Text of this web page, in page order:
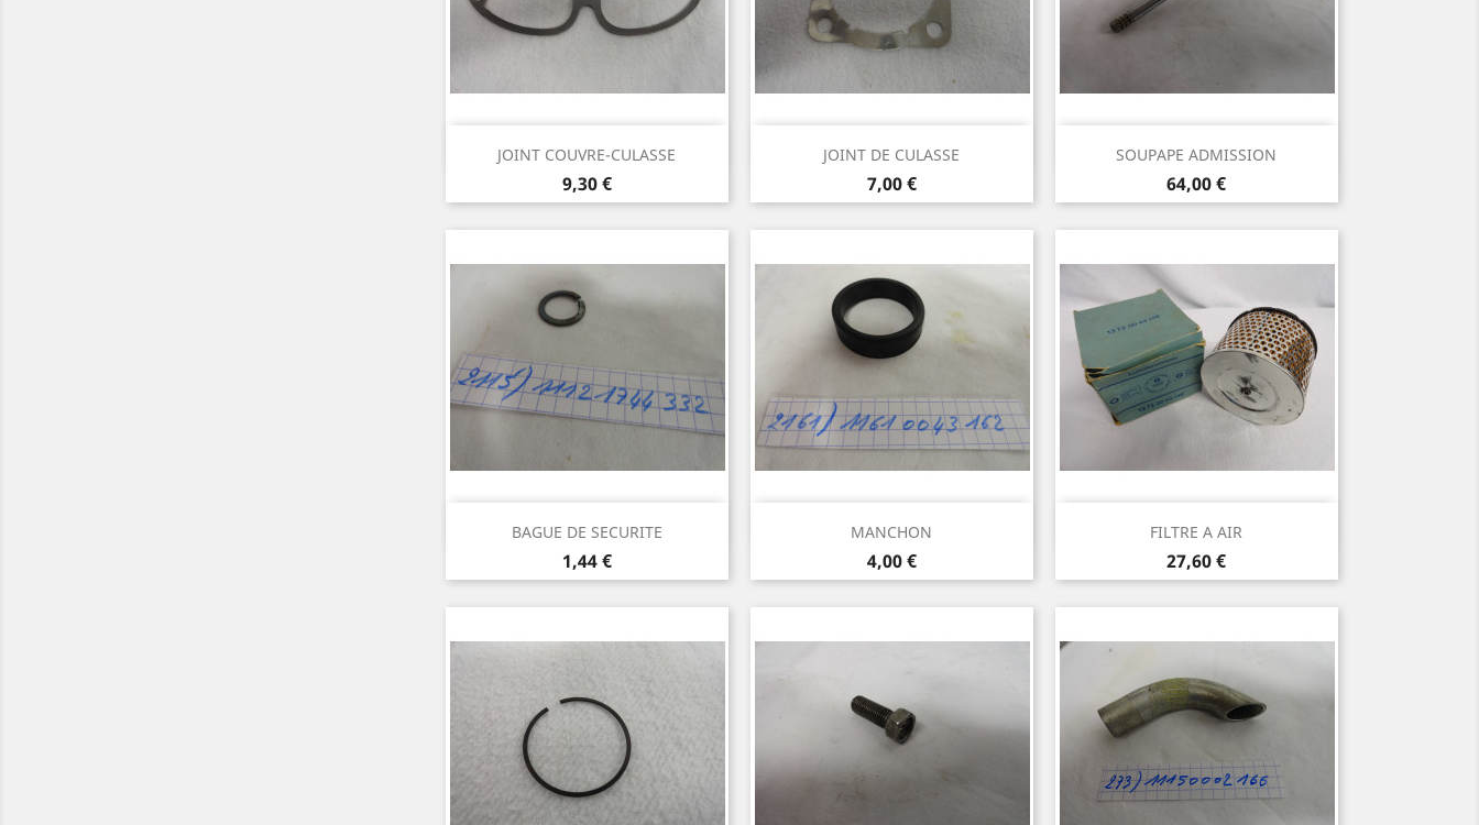
JOINT COUVRE-CULASSE
Prix
9,30 €
Aperçu rapide JOINT DE CULASSE
Prix
7,00 €
Aperçu rapide SOUPAPE ADMISSION
Prix
64,00 €
Aperçu rapide
BAGUE DE SECURITE
Prix
1,44 €
Aperçu rapide MANCHON
Prix
4,00 €
Aperçu rapide FILTRE A AIR
Prix
27,60 €
Aperçu rapide